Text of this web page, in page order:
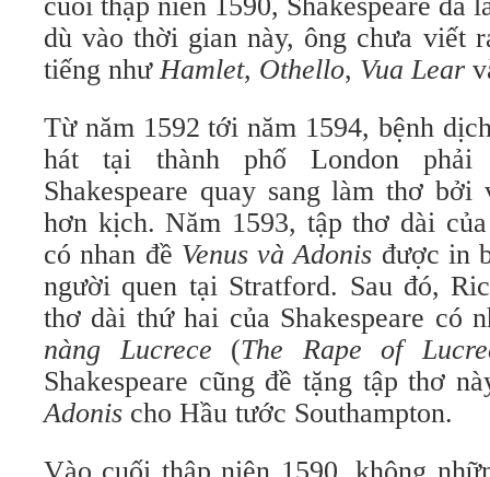
dù vào thời gian này, ông chưa viết
tiếng nhưHamlet, Othello, Vua Lear
Từ năm 1592 tới năm 1594, bệnh
hát tại thành phố London phải
Shakespeare quay sang làm thơ
hơn kịch. Năm 1593, tập thơ dài
có nhan đề Venus và Adonis được in
người quen tại Stratford. Sau đó,
thơ dài thứ hai của Shakespeare có
nàng Lucrece (The Rape of
Shakespeare cũng đề tặng tập thơ
Adonis cho Hầu tước Southampton.